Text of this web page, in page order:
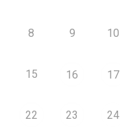
8 9 10
15 16 17
22 23 24